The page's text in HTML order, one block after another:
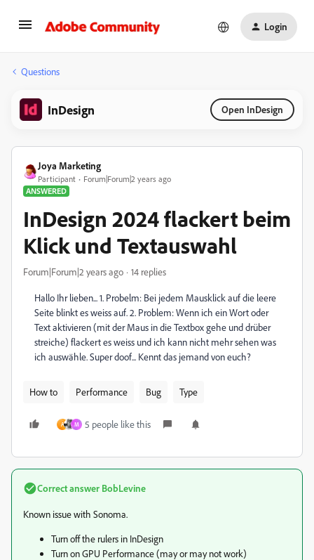
Login
Questions
InDesign Open InDesign
Joya Marketing
Participant
Forum|Forum|2 years ago
ANSWERED
InDesign 2024 flackert beim
Klick und Textauswahl
Forum|Forum|2 years ago 14 replies
Hallo Ihr lieben... 1. Probelm: Bei jedem Mausklick auf die leere
Seite blinkt es weiss auf. 2. Problem: Wenn ich ein Wort oder
Text aktivieren (mit der Maus in die Textbox gehe und drüber
streiche) flackert es weiss und ich kann nicht mehr sehen was
ich auswähle. Super doof... Kennt das jemand von euch?
How to Performance Bug Type
A M 5 people like this
Correct answer BobLevine
Known issue with Sonoma.
Turn off the rulers in InDesign
Turn on GPU Performance (may or may not work)